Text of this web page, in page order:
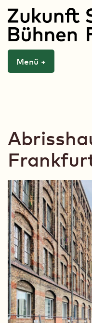
Zum
Inhalt
springen
Zukunft
Menü +